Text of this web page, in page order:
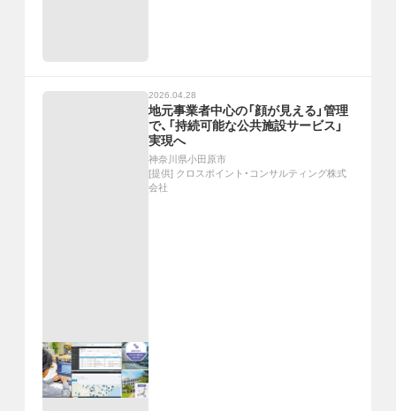
2026.04.28
地元事業者中心の「顔が見える」管理
で、「持続可能な公共施設サービス」
実現へ
神奈川県小田原市
[提供] クロスポイント・コンサルティング株式
会社